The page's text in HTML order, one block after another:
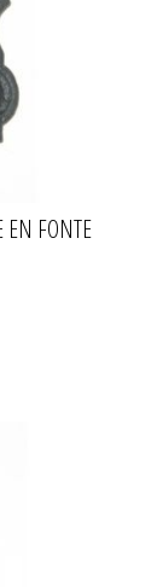
EN FONTE